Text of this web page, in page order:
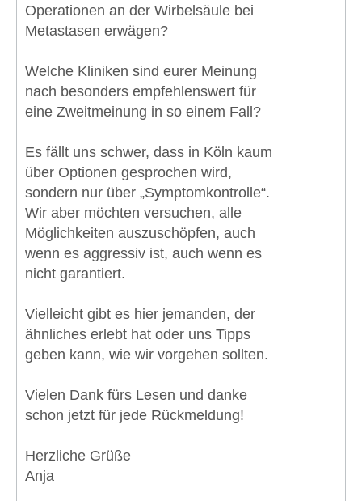
Operationen an der Wirbelsäule bei
Metastasen erwägen?
Welche Kliniken sind eurer Meinung
nach besonders empfehlenswert für
eine Zweitmeinung in so einem Fall?
Es fällt uns schwer, dass in Köln kaum
über Optionen gesprochen wird,
sondern nur über „Symptomkontrolle“.
Wir aber möchten versuchen, alle
Möglichkeiten auszuschöpfen, auch
wenn es aggressiv ist, auch wenn es
nicht garantiert.
Vielleicht gibt es hier jemanden, der
ähnliches erlebt hat oder uns Tipps
geben kann, wie wir vorgehen sollten.
Vielen Dank fürs Lesen und danke
schon jetzt für jede Rückmeldung!
Herzliche Grüße
Anja